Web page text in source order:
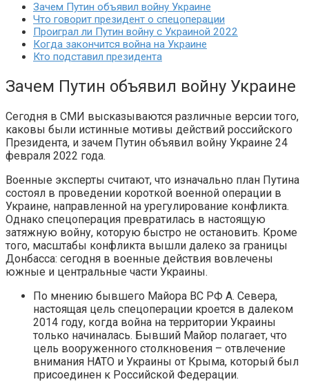
Зачем Путин объявил войну Украине
Что говорит президент о спецоперации
Проиграл ли Путин войну с Украиной 2022
Когда закончится война на Украине
Кто подставил президента
Зачем Путин объявил войну Украине
Сегодня в СМИ высказываются различные версии того,
каковы были истинные мотивы действий российского
Президента, и зачем Путин объявил войну Украине 24
февраля 2022 года.
Военные эксперты считают, что изначально план Путина
состоял в проведении короткой военной операции в
Украине, направленной на урегулирование конфликта.
Однако спецоперация превратилась в настоящую
затяжную войну, которую быстро не остановить. Кроме
того, масштабы конфликта вышли далеко за границы
Донбасса: сегодня в военные действия вовлечены
южные и центральные части Украины.
По мнению бывшего Майора ВС РФ А. Севера,
настоящая цель спецоперации кроется в далеком
2014 году, когда война на территории Украины
только начиналась. Бывший Майор полагает, что
цель вооруженного столкновения – отвлечение
внимания НАТО и Украины от Крыма, который был
присоединен к Российской Федерации.